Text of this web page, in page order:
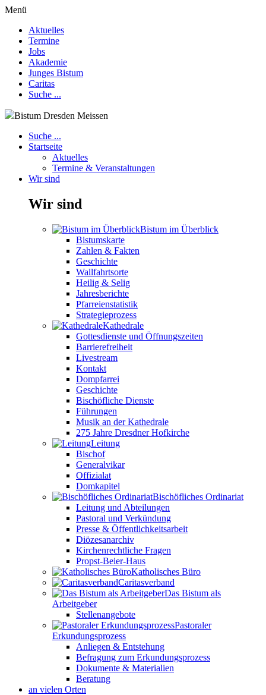
Menü
Aktuelles
Termine
Jobs
Akademie
Junges Bistum
Caritas
Suche ...
Bistum Dresden Meissen
Suche ...
Startseite
Aktuelles
Termine & Veranstaltungen
Wir sind
Wir sind
Bistum im Überblick
Bistumskarte
Zahlen & Fakten
Geschichte
Wallfahrtsorte
Heilig & Selig
Jahresberichte
Pfarreienstatistik
Strategieprozess
Kathedrale
Gottesdienste und Öffnungszeiten
Barrierefreiheit
Livestream
Kontakt
Dompfarrei
Geschichte
Bischöfliche Dienste
Führungen
Musik an der Kathedrale
275 Jahre Dresdner Hofkirche
Leitung
Bischof
Generalvikar
Offizialat
Domkapitel
Bischöfliches Ordinariat
Leitung und Abteilungen
Pastoral und Verkündung
Presse & Öffentlichkeitsarbeit
Diözesanarchiv
Kirchenrechtliche Fragen
Propst-Beier-Haus
Katholisches Büro
Caritasverband
Das Bistum als
Arbeitgeber
Stellenangebote
Pastoraler
Erkundungsprozess
Anliegen & Entstehung
Befragung zum Erkundungsprozess
Dokumente & Materialien
Beratung
an vielen Orten